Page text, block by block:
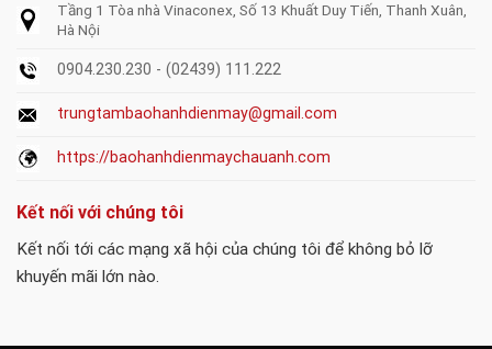
Tầng 1 Tòa nhà Vinaconex, Số 13 Khuất Duy Tiến, Thanh Xuân,
Hà Nội
0904.230.230 - (02439) 111.222
trungtambaohanhdienmay@gmail.com
https://baohanhdienmaychauanh.com
Kết nối với chúng tôi
Kết nối tới các mạng xã hội của chúng tôi để không bỏ lỡ
khuyến mãi lớn nào.